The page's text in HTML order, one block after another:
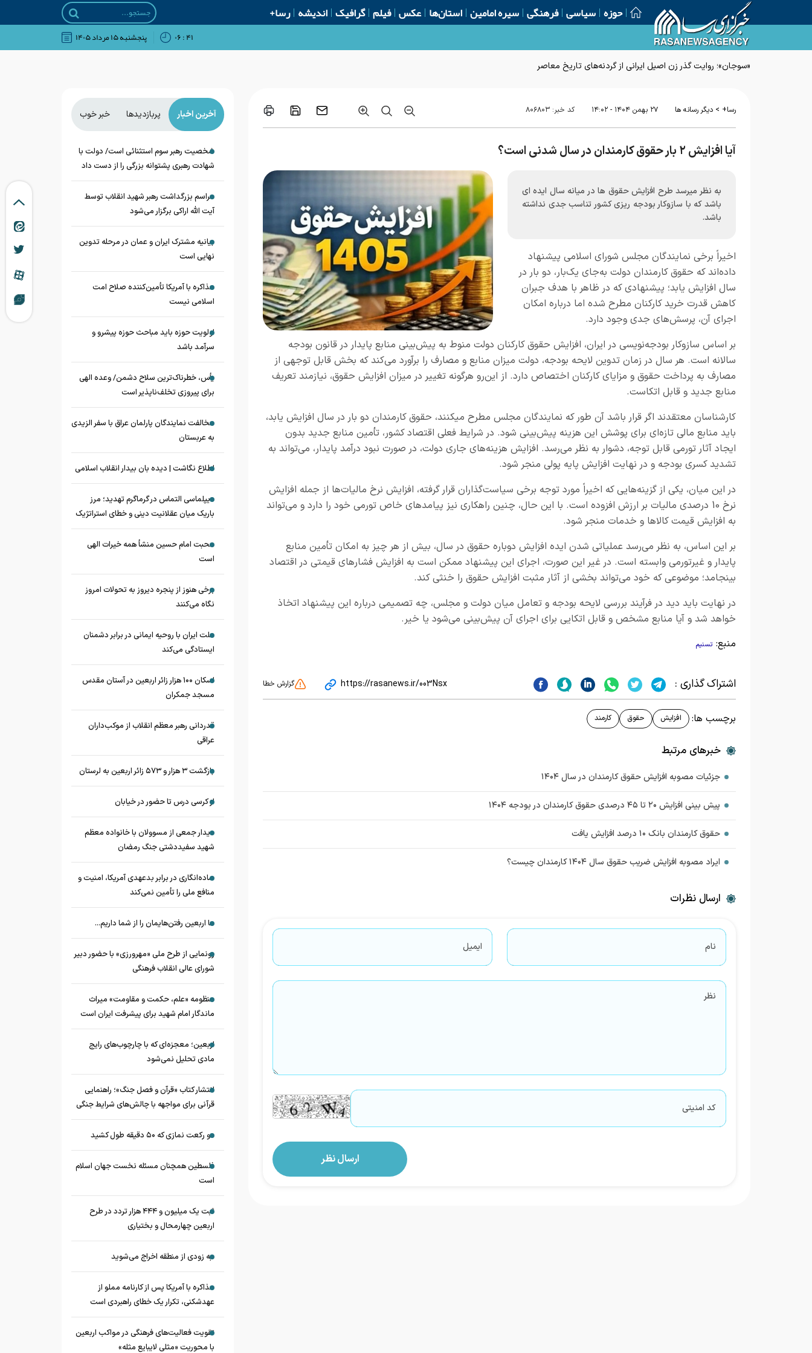
حوزه سیاسی فرهنگی سیره امامین استان‌ها عکس فیلم گرافیک اندیشه رسا+
۴۱ : ۰۶ پنجشنبه ۱۵ مرداد ۱۴۰۵
«سوجان»؛ روایت گذر زن اصیل ایرانی از گردنه‌های تاریخ معاصر
رسا+ > دیگر رسانه ها ۲۷ بهمن ۱۴۰۴ - ۱۴:۰۲ کد خبر: ۸۰۶۸۰۳
آیا افزایش ۲ بار حقوق کارمندان در سال شدنی است؟
به نظر میرسد طرح افزایش حقوق ها در میانه سال ایده ای
باشد که با سازوکار بودجه ریزی کشور تناسب جدی نداشته
باشد.
اخیراً برخی نمایندگان مجلس شورای اسلامی پیشنهاد
داده‌اند که حقوق کارمندان دولت به‌جای یک‌بار، دو بار در
سال افزایش یابد؛ پیشنهادی که در ظاهر با هدف جبران
کاهش قدرت خرید کارکنان مطرح شده اما درباره امکان
اجرای آن، پرسش‌های جدی وجود دارد.
بر اساس سازوکار بودجه‌نویسی در ایران، افزایش حقوق کارکنان دولت منوط به پیش‌بینی منابع پایدار در قانون بودجه
سالانه است. هر سال در زمان تدوین لایحه بودجه، دولت میزان منابع و مصارف را برآورد می‌کند که بخش قابل توجهی از
مصارف به پرداخت حقوق و مزایای کارکنان اختصاص دارد. از این‌رو هرگونه تغییر در میزان افزایش حقوق، نیازمند تعریف
منابع جدید و قابل اتکاست.
کارشناسان معتقدند اگر قرار باشد آن طور که نمایندگان مجلس مطرح میکنند، حقوق کارمندان دو بار در سال افزایش یابد،
باید منابع مالی تازه‌ای برای پوشش این هزینه پیش‌بینی شود. در شرایط فعلی اقتصاد کشور، تأمین منابع جدید بدون
ایجاد آثار تورمی قابل توجه، دشوار به نظر می‌رسد. افزایش هزینه‌های جاری دولت، در صورت نبود درآمد پایدار، می‌تواند به
تشدید کسری بودجه و در نهایت افزایش پایه پولی منجر شود.
در این میان، یکی از گزینه‌هایی که اخیراً مورد توجه برخی سیاست‌گذاران قرار گرفته، افزایش نرخ مالیات‌ها از جمله افزایش
نرخ 10 درصدی مالیات بر ارزش افزوده است. با این حال، چنین راهکاری نیز پیامدهای خاص تورمی خود را دارد و می‌تواند
به افزایش قیمت کالاها و خدمات منجر شود.
بر این اساس، به نظر می‌رسد عملیاتی شدن ایده افزایش دوباره حقوق در سال، بیش از هر چیز به امکان تأمین منابع
پایدار و غیرتورمی وابسته است. در غیر این صورت، اجرای این پیشنهاد ممکن است به افزایش فشارهای قیمتی در اقتصاد
بینجامد؛ موضوعی که خود می‌تواند بخشی از آثار مثبت افزایش حقوق را خنثی کند.
در نهایت باید دید در فرآیند بررسی لایحه بودجه و تعامل میان دولت و مجلس، چه تصمیمی درباره این پیشنهاد اتخاذ
خواهد شد و آیا منابع مشخص و قابل اتکایی برای اجرای آن پیش‌بینی می‌شود یا خیر.
منبع: تسنیم
اشتراک گذاری : https://rasanews.ir/003Nsx گزارش خطا
برچسب ها: افزایش حقوق کارمند
خبرهای مرتبط
جزئیات مصوبه افزایش حقوق کارمندان در سال ۱۴۰۴
پیش بینی افزایش ۲۰ تا ۴۵ درصدی حقوق کارمندان در بودجه ۱۴۰۴
حقوق کارمندان بانک ۱۰ درصد افزایش یافت
ایراد مصوبه افزایش ضریب حقوق سال ۱۴۰۴ کارمندان چیست؟
ارسال نظرات
آخرین اخبار پربازدیدها خبر خوب
شخصیت رهبر سوم استثنائی است/ دولت با
شهادت رهبری پشتوانه بزرگی را از دست داد
مراسم بزرگداشت رهبر شهید انقلاب توسط
آیت الله اراکی برگزار می‌شود
بیانیه مشترک ایران و عمان در مرحله تدوین
نهایی است
مذاکره با آمریکا تأمین‌کننده صلاح امت
اسلامی نیست
اولویت حوزه باید مباحث حوزه پیشرو و
سرآمد باشد
یأس، خطرناک‌ترین سلاح دشمن/ وعده الهی
برای پیروزی تخلف‌ناپذیر است
مخالفت نمایندگان پارلمان عراق با سفر الزیدی
به عربستان
اطلاع نگاشت | دیده بان بیدار انقلاب اسلامی
دیپلماسی التماس در گرماگرم تهدید؛ مرز
باریک میان عقلانیت دینی و خطای استراتژیک
محبت امام حسین منشأ همه خیرات الهی
است
برخی هنوز از پنجره دیروز به تحولات امروز
نگاه می‌کنند
ملت ایران با روحیه ایمانی در برابر دشمنان
ایستادگی می‌کند
اسکان ۱۰۰ هزار زائر اربعین در آستان مقدس
مسجد جمکران
قدردانی رهبر معظم انقلاب از موکب‌داران
عراقی
بازگشت ۳ هزار و ۵۷۳ زائر اربعین به لرستان
از کرسی درس تا حضور در خیابان
دیدار جمعی از مسوولان با خانواده معظم
شهید سفیددشتی جنگ رمضان
ساده‌انگاری در برابر بدعهدی آمریکا، امنیت و
منافع ملی را تأمین نمی‌کند
ما اربعین رفتن‌هایمان را از شما داریم...
رونمایی از طرح ملی «مهرورزی» با حضور دبیر
شورای عالی انقلاب فرهنگی
منظومه «علم، حکمت و مقاومت» میراث
ماندگار امام شهید برای پیشرفت ایران است
اربعین؛ معجزه‌ای که با چارچوب‌های رایج
مادی تحلیل نمی‌شود
انتشار کتاب «قرآن و فصل جنگ»؛ راهنمایی
قرآنی برای مواجهه با چالش‌های شرایط جنگی
دو رکعت نمازی که ۵۰ دقیقه طول کشید
فلسطین همچنان مسئله نخست جهان اسلام
است
ثبت یک میلیون و ۴۴۴ هزار تردد در طرح
اربعین چهارمحال و بختیاری
به زودی از منطقه اخراج می‌شوید
مذاکره با آمریکا پس از کارنامه مملو از
عهدشکنی، تکرار یک خطای راهبردی است
تقویت فعالیت‌های فرهنگی در مواکب اربعین
با محوریت «مثلی لایبایع مثله»